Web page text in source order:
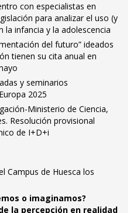
con especialistas en
para analizar el uso (y
la infancia y la adolescencia
del futuro” ideados
tienen su cita anual en
y seminarios
2025
Ministerio de Ciencia,
Resolución provisional
de I+D+i
Campus de Huesca los
o imaginamos?
la percepción en realidad